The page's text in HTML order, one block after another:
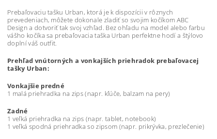
Prebaľovaciu tašku Urban, ktorá je k dispozícii v rôznych
prevedeniach, môžete dokonale zladiť so svojim kočíkom ABC
Design a dotvoriť tak svoj vzhľad. Bez ohľadu na model alebo farbu
vášho kočíka sa prebaľovacia taška Urban perfektne hodí a štýlovo
doplní váš outfit.
Prehľad vnútorných a vonkajších priehradok prebaľovacej
tašky Urban:
Vonkajšie predné
1 malá priehradka na zips (napr. kľúče, balzam na pery)
Zadné
1 veľká priehradka na zips (napr. tablet, notebook)
1 veľká spodná priehradka so zipsom (napr. prikrývka, prezlečenie)